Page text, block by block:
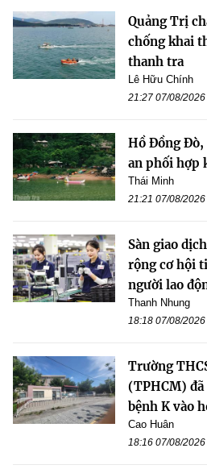
Quảng Trị
chống khai
thanh tra
Lê Hữu Chính
21:27 07/08/2026
Hồ Đồng Đò,
an phối hợp
Thái Minh
21:21 07/08/2026
Sàn giao
rộng cơ hội
người lao
Thanh Nhung
18:18 07/08/2026
Trường
(TPHCM)
bệnh K vào
Cao Huân
18:16 07/08/2026